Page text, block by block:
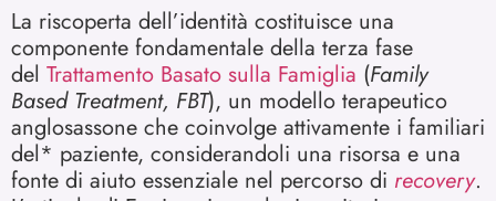
La riscoperta dell’identità costituisce una
componente fondamentale della terza fase
del Trattamento Basato sulla Famiglia (Family
Based Treatment, FBT), un modello terapeutico
anglosassone che coinvolge attivamente i familiari
del* paziente, considerandoli una risorsa e una
fonte di aiuto essenziale nel percorso di recovery.